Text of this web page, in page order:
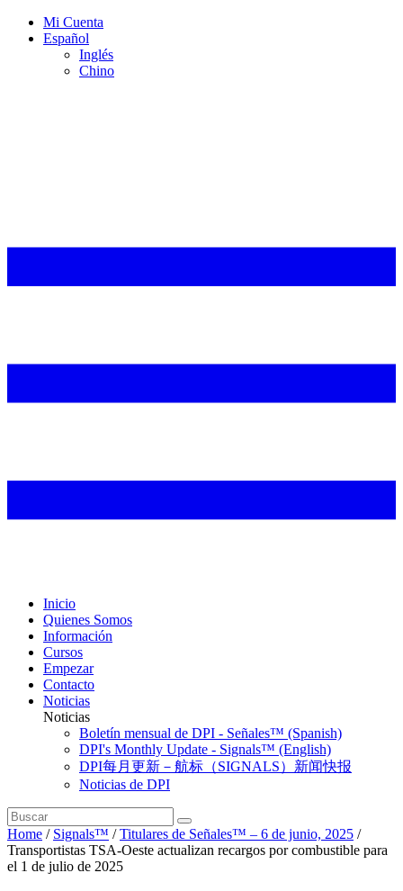
Mi Cuenta
Español
Inglés
Chino
Inicio
Quienes Somos
Información
Cursos
Empezar
Contacto
Noticias
Noticias
Boletín mensual de DPI - Señales™ (Spanish)
DPI's Monthly Update - Signals™ (English)
DPI每月更新－航标（SIGNALS）新闻快报
Noticias de DPI
Home / Signals™ /Titulares de Señales™ – 6 de junio, 2025 /
Transportistas TSA-Oeste actualizan recargos por combustible para
el 1 de julio de 2025